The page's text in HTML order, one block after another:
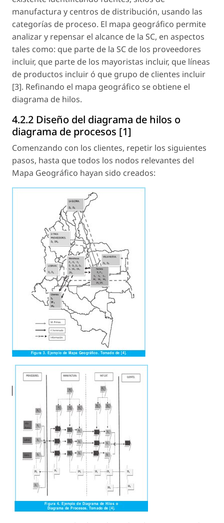
manufactura y centros de distribución, usando las
categorías de proceso. El mapa geográfico permite
analizar y repensar el alcance de la SC, en aspectos
tales como: que parte de la SC de los proveedores
incluir, que parte de los mayoristas incluir, que líneas
de productos incluir ó que grupo de clientes incluir
[3]. Refinando el mapa geográfico se obtiene el
diagrama de hilos.
4.2.2 Diseño del diagrama de hilos o
diagrama de procesos [1]
Comenzando con los clientes, repetir los siguientes
pasos, hasta que todos los nodos relevantes del
Mapa Geográfico hayan sido creados: